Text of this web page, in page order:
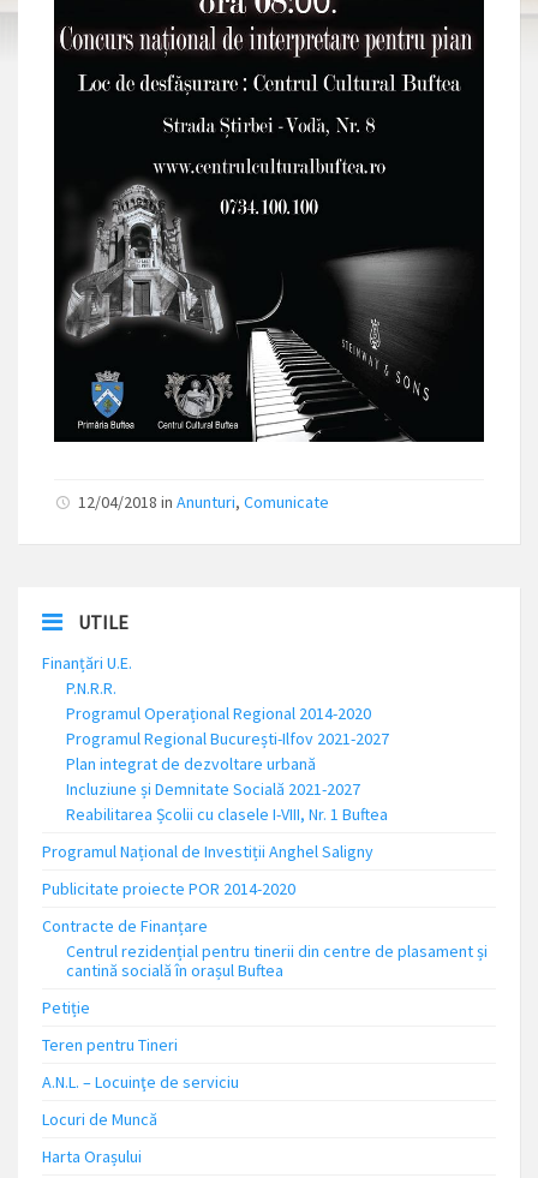
12/04/2018 in Anunturi, Comunicate
UTILE
Finanțări U.E.
P.N.R.R.
Programul Operațional Regional 2014-2020
Programul Regional București-Ilfov 2021-2027
Plan integrat de dezvoltare urbană
Incluziune și Demnitate Socială 2021-2027
Reabilitarea Școlii cu clasele I-VIII, Nr. 1 Buftea
Programul Național de Investiții Anghel Saligny
Publicitate proiecte POR 2014-2020
Contracte de Finanțare
Centrul rezidențial pentru tinerii din centre de plasament și
cantină socială în orașul Buftea
Petiție
Teren pentru Tineri
A.N.L. – Locuinţe de serviciu
Locuri de Muncă
Harta Orașului